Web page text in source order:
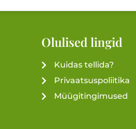
Olulised lingid
Kuidas tellida?
Privaatsuspoliitika
Müügitingimused